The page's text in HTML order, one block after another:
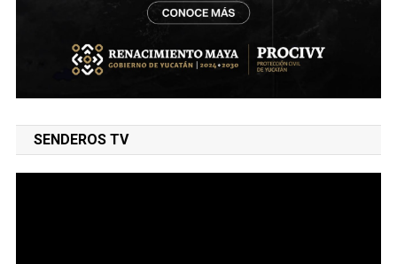
SENDEROS TV